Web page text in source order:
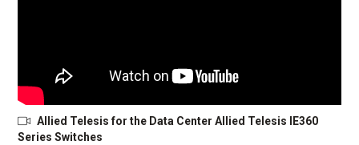
Allied Telesis for the Data Center Allied Telesis IE360
Series Switches